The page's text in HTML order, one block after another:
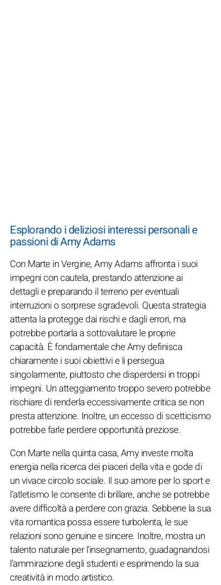
Esplorando i deliziosi interessi personali e
passioni di Amy Adams
Con Marte in Vergine, Amy Adams affronta i suoi
impegni con cautela, prestando attenzione ai
dettagli e preparando il terreno per eventuali
interruzioni o sorprese sgradevoli. Questa strategia
attenta la protegge dai rischi e dagli errori, ma
potrebbe portarla a sottovalutare le proprie
capacità. È fondamentale che Amy definisca
chiaramente i suoi obiettivi e li persegua
singolarmente, piuttosto che disperdersi in troppi
impegni. Un atteggiamento troppo severo potrebbe
rischiare di renderla eccessivamente critica se non
presta attenzione. Inoltre, un eccesso di scetticismo
potrebbe farle perdere opportunità preziose.
Con Marte nella quinta casa, Amy investe molta
energia nella ricerca dei piaceri della vita e gode di
un vivace circolo sociale. Il suo amore per lo sport e
l'atletismo le consente di brillare, anche se potrebbe
avere difficoltà a perdere con grazia. Sebbene la sua
vita romantica possa essere turbolenta, le sue
relazioni sono genuine e sincere. Inoltre, mostra un
talento naturale per l'insegnamento, guadagnandosi
l'ammirazione degli studenti e esprimendo la sua
creatività in modo artistico.